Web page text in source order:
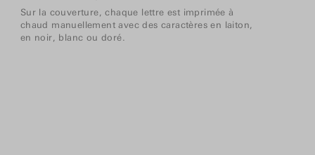
Sur la couverture, chaque lettre est imprimée à
chaud manuellement avec des caractères en laiton,
en noir, blanc ou doré.